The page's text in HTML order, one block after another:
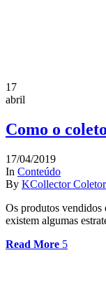
17
abril
Como o
17/04/2019
In Conteúdo
By KCollector
Os produtos vendidos
existem algumas
Read More